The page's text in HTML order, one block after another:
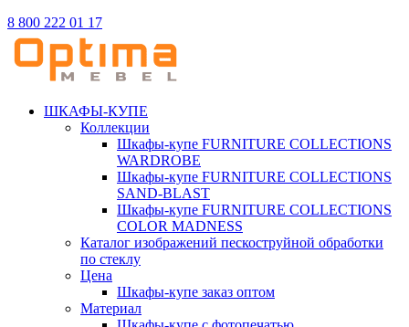
8 800 222 01 17
ШКАФЫ-КУПЕ
Коллекции
Шкафы-купе FURNITURE COLLECTIONS
WARDROBE
Шкафы-купе FURNITURE COLLECTIONS
SAND-BLAST
Шкафы-купе FURNITURE COLLECTIONS
COLOR MADNESS
Каталог изображений пескоструйной обработки
по стеклу
Цена
Шкафы-купе заказ оптом
Материал